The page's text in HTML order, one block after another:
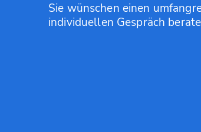
Sie wünschen einen
individuellen Gespräch